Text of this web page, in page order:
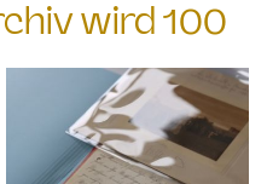
wird 100